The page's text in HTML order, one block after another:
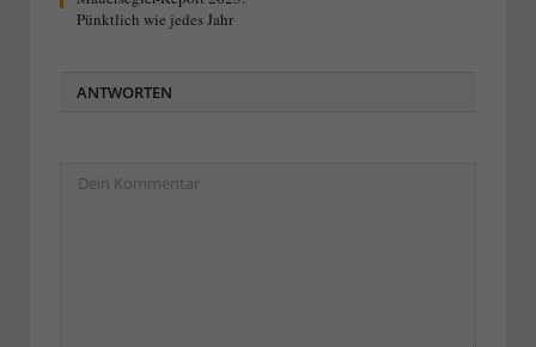
Pünktlich wie jedes Jahr
ANTWORTEN